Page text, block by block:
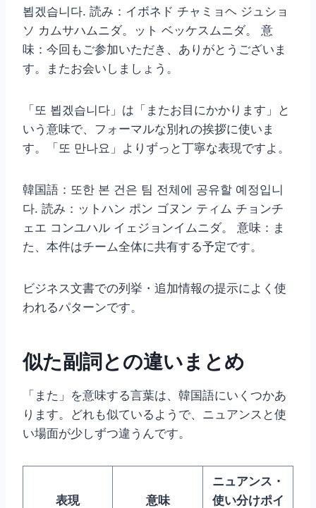
뵙겠습니다. 読み：イボネド チャミョヘ ジュショ
ソ カムサハムニダ。ット ベッケスムニダ。 意
味：今回もご参加いただき、ありがとうございま
す。またお会いしましょう。
「또 뵙겠습니다」は「またお目にかかります」と
いう意味で、フォーマルな別れの挨拶に使いま
す。「또 만나요」よりずっと丁寧な表現ですよ。
韓国語：또한 본 건은 팀 전체에 공유할 예정입니
다. 読み：ットハン ポン ゴヌン ティム チョンチ
ェエ コンユハル イェジョンイムニダ。 意味：ま
た、本件はチーム全体に共有する予定です。
ビジネス文書での列挙・追加情報の提示によく使
われるパターンです。
似た副詞との違いまとめ
「また」を意味する言葉は、韓国語にいくつかあ
ります。どれも似ているようで、ニュアンスと使
い場面が少しずつ違うんです。
表現 意味
ニュアンス・
使い分けポイ